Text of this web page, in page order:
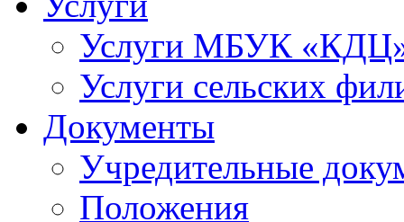
Услуги МБУК
Услуги сельских
Документы
Учредительные
Положения